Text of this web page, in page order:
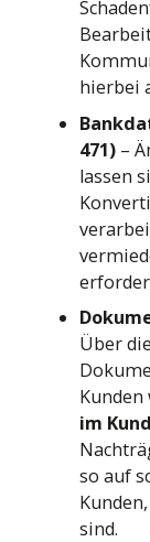
hierbei
471)–
lassen
Über
im
so auf
sind.